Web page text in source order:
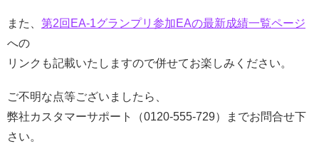
また、 第2回EA-1グランプリ参加EAの最新成績一覧ページ
への
リンクも記載いたしますので併せてお楽しみください。
ご不明な点等ございましたら、
弊社カスタマーサポート（0120-555-729）までお問合せ下
さい。